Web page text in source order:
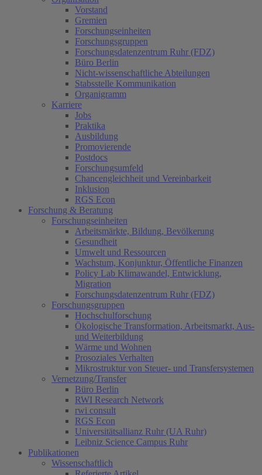
Vorstand
Gremien
Forschungseinheiten
Forschungsgruppen
Forschungsdatenzentrum Ruhr (FDZ)
Büro Berlin
Nicht-wissenschaftliche Abteilungen
Stabsstelle Kommunikation
Organigramm
Karriere
Jobs
Praktika
Ausbildung
Promovierende
Postdocs
Forschungsumfeld
Chancengleichheit und Vereinbarkeit
Inklusion
RGS Econ
Forschung & Beratung
Forschungseinheiten
Arbeitsmärkte, Bildung, Bevölkerung
Gesundheit
Umwelt und Ressourcen
Wachstum, Konjunktur, Öffentliche Finanzen
Policy Lab Klimawandel, Entwicklung,
Migration
Forschungsdatenzentrum Ruhr (FDZ)
Forschungsgruppen
Hochschulforschung
Ökologische Transformation, Arbeitsmarkt, Aus-
und Weiterbildung
Wärme und Wohnen
Prosoziales Verhalten
Mikrostruktur von Steuer- und Transfersystemen
Vernetzung/Transfer
Büro Berlin
RWI Research Network
rwi consult
RGS Econ
Universitätsallianz Ruhr (UA Ruhr)
Leibniz Science Campus Ruhr
Publikationen
Wissenschaftlich